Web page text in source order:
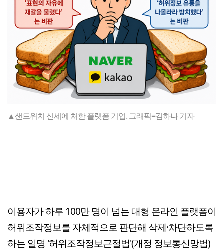
▲샌드위치 신세에 처한 플랫폼 기업. 그래픽=김하나 기자
이용자가 하루 100만 명이 넘는 대형 온라인 플랫폼이
허위조작정보를 자체적으로 판단해 삭제·차단하도록
하는 일명 '허위조작정보근절법'(개정 정보통신망법)